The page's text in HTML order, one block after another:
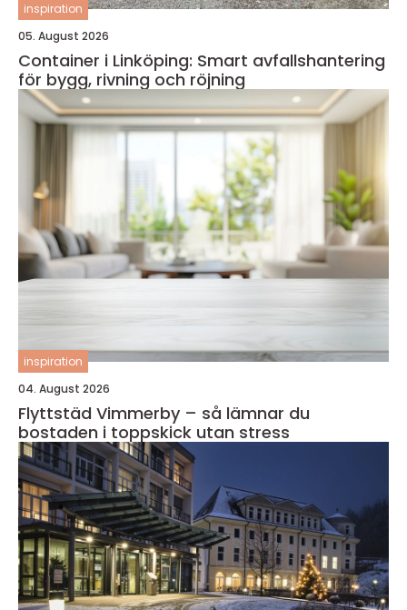
inspiration
05. August 2026
Container i Linköping: Smart avfallshantering
för bygg, rivning och röjning
inspiration
04. August 2026
Flyttstäd Vimmerby – så lämnar du
bostaden i toppskick utan stress